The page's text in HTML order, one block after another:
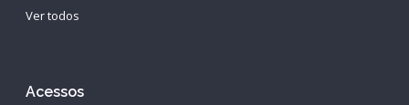
Ver todos
Acessos